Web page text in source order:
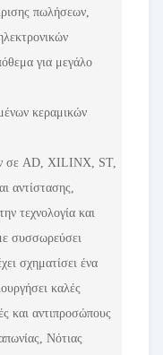
πωλήσεων,
για μεγάλο
κεραμικών
σε AD, XILINX, ST,
αντίστασης,
τεχνολογία και
συσσωρεύσει
σχηματίσει ένα
καλές
και αντιπροσώπους
Νότιας